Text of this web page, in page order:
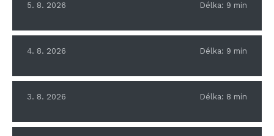
5. 8. 2026 Délka: 9 min
4. 8. 2026 Délka: 9 min
3. 8. 2026 Délka: 8 min